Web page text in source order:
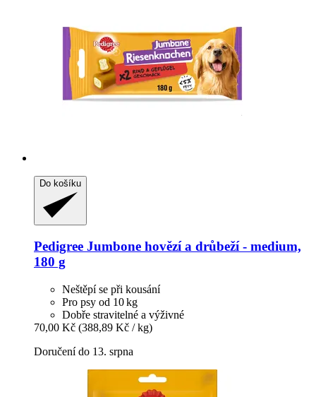
Do košíku
Pedigree Jumbone hovězí a drůbeží -​ medium,
180 g
Neštěpí se při kousání
Pro psy od 10 kg
Dobře stravitelné a výživné
70,00 Kč (388,89 Kč / kg)
Doručení do 13. srpna